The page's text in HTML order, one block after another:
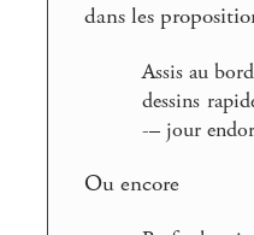
dans les
Assis au
dessins
-– jour
Ou encore